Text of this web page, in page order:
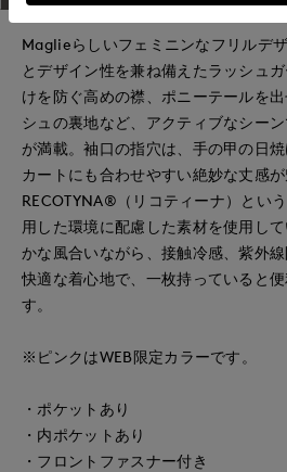
Maglieらしいフェミニンなフリルデ
とデザイン性を兼ね備えたラッシュ
けを防ぐ高めの襟、ポニーテールを
シュの裏地など、アクティブなシー
が満載。袖口の指穴は、手の甲の日
カートにも合わせやすい絶妙な丈感が
RECOTYNA®（リコティーナ）とい
用した環境に配慮した素材を使用し
かな風合いながら、接触冷感、紫外
快適な着心地で、一枚持っていると
す。
※ピンクはWEB限定カラーです。
・ポケットあり
・内ポケットあり
・フロントファスナー付き